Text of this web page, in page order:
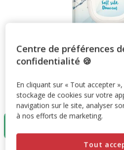
Taille:X 30
X 30
Centre de préférences
confidentialité 🍪
En cliquant sur « Tout accepter
stockage de cookies sur votre
navigation sur le site, analyser
à nos efforts de marketing.
Tout